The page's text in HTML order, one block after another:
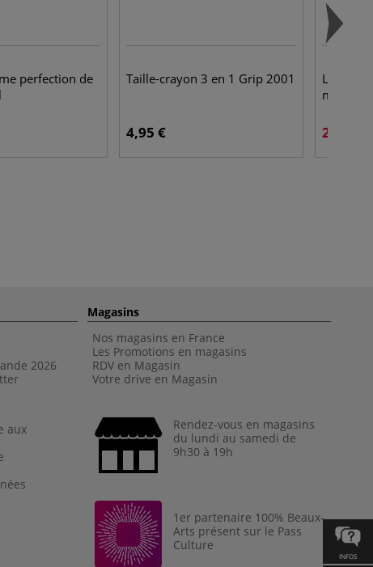
INFOS
perfection de
Taille-crayon 3 en 1 Grip 2001
4,95 €
Lot de 4
2,15 €
2026
aux
Magasins
Nos magasins en France
Les Promotions en magasins
RDV en Magasin
Votre drive en Magasin
Rendez-vous en magasins
du lundi au samedi de
9h30 à 19h
1er partenaire 100% Beaux-
Arts présent sur le Pass
Culture